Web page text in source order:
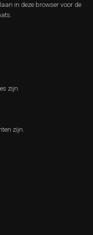
in deze browser voor de
zijn.
zijn.